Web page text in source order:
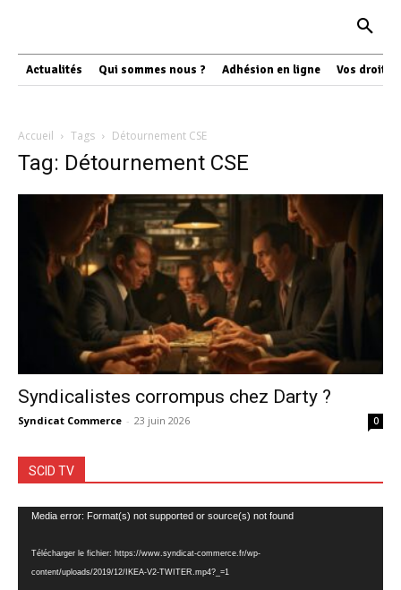
Actualités Qui sommes nous ? Adhésion en ligne Vos droits
Accueil Tags Détournement CSE
Tag: Détournement CSE
Syndicalistes corrompus chez Darty ?
Syndicat Commerce - 23 juin 2026 0
SCID TV
Lecteur
Media error: Format(s) not supported or source(s) not found
Télécharger le fichier: https://www.syndicat-commerce.fr/wp-
content/uploads/2019/12/IKEA-V2-TWITER.mp4?_=1